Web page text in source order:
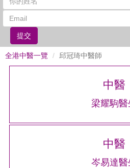
提交
全港中醫一覽 邱冠琦中醫師
中醫
梁耀駒醫
中醫
岑易達醫